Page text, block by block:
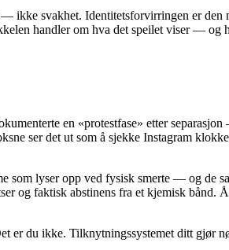
ikke svakhet. Identitetsforvirringen er
handler om hva det speilet viser — og
en «protestfase» etter
ser det ut som å sjekke Instagram
som lyser opp ved fysisk smerte — og de
og faktisk abstinens fra et kjemisk bånd.
er du ikke. Tilknytningssystemet ditt gjør